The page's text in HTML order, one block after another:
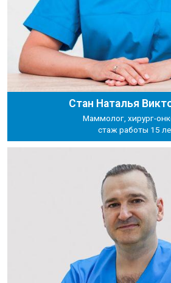
Стан Наталья
Маммолог, хирург-
стаж работы 15